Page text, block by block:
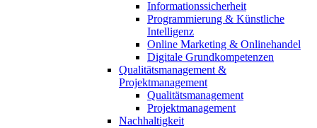
Informationssicherheit
Programmierung & Künstliche
Intelligenz
Online Marketing & Onlinehandel
Digitale Grundkompetenzen
Qualitätsmanagement &
Projektmanagement
Qualitätsmanagement
Projektmanagement
Nachhaltigkeit